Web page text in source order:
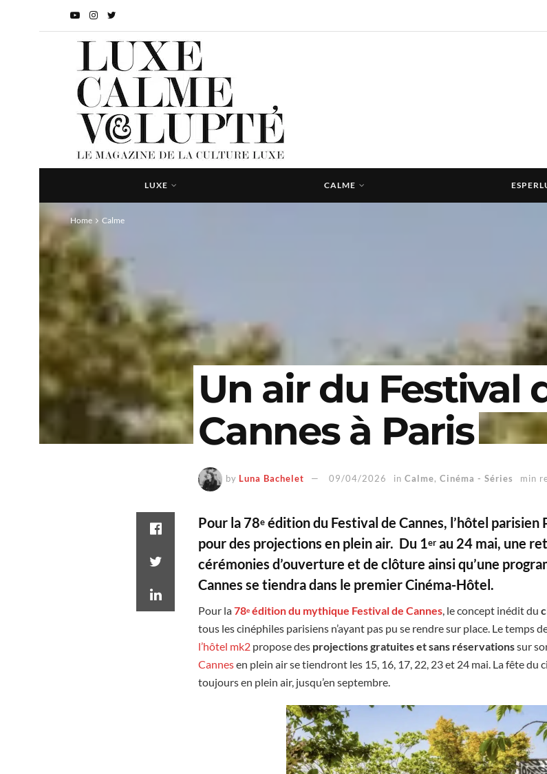
LUXE CALME
Home Calme
Un air du Festival
Cannes à Paris
by Luna Bachelet 09/04/2026 in Calme,Cinéma - Séries min
Pour la 78e édition du Festival de Cannes, l’hôtel parisien
pour des projections en plein air. Du 1er au 24 mai, une
cérémonies d’ouverture et de clôture ainsi qu’une
Cannes se tiendra dans le premier Cinéma-Hôtel.
Pour la78e édition du mythique Festival de Cannes, le concept inédit du
tous les cinéphiles parisiens n’ayant pas pu se rendre sur place. Le temps
l’hôtel mk2 propose des projections gratuites et sans réservationssur
Cannesen plein air se tiendront les 15, 16, 17, 22, 23 et 24 mai. La fête du
toujours en plein air, jusqu’en septembre.